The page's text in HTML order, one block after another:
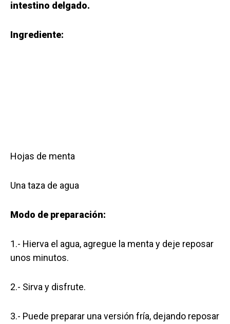
intestino delgado.
Ingrediente:
Hojas de menta
Una taza de agua
Modo de preparación:
1.- Hierva el agua, agregue la menta y deje reposar
unos minutos.
2.- Sirva y disfrute.
3.- Puede preparar una versión fría, dejando reposar